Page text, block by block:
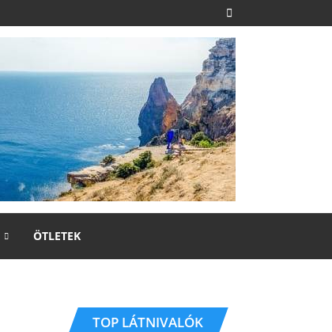
ÖTLETEK
TOP LÁTNIVALÓK